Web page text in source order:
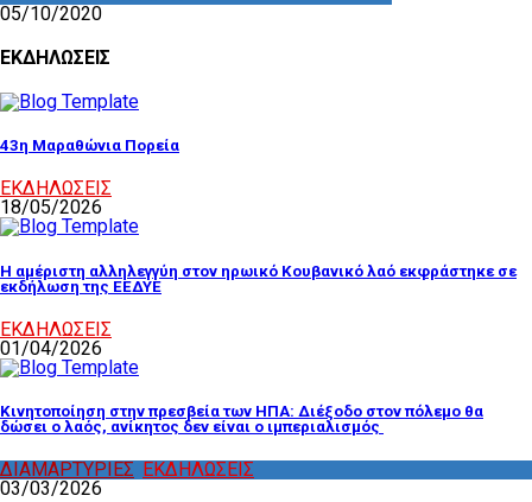
05/10/2020
ΕΚΔΗΛΩΣΕΙΣ
43η Μαραθώνια Πορεία
ΕΚΔΗΛΩΣΕΙΣ
18/05/2026
Η αμέριστη αλληλεγγύη στον ηρωικό Κουβανικό λαό εκφράστηκε σε
εκδήλωση της ΕΕΔΥΕ
ΕΚΔΗΛΩΣΕΙΣ
01/04/2026
Κινητοποίηση στην πρεσβεία των ΗΠΑ: Διέξοδο στον πόλεμο θα
δώσει ο λαός, ανίκητος δεν είναι ο ιμπεριαλισμός
ΔΙΑΜΑΡΤΥΡΙΕΣ ΕΚΔΗΛΩΣΕΙΣ
03/03/2026